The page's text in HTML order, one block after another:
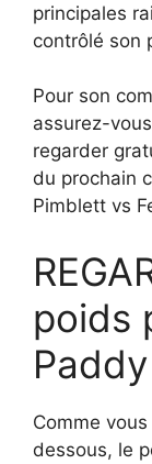
principales
contrôlé son
Pour son
assurez-
regarder
du prochain
Pimblett vs
poids
Comme
dessous, le